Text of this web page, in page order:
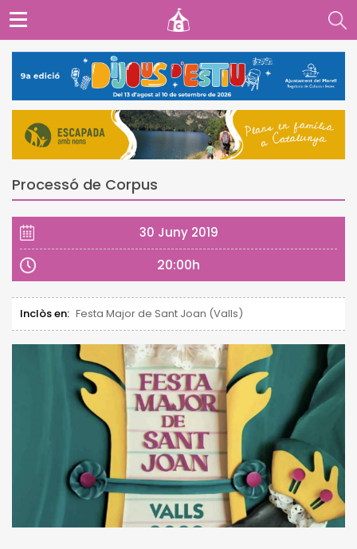
Processó de Corpus
30 Juny 2019
20:00h
Inclòs en: Festa Major de Sant Joan (Valls)